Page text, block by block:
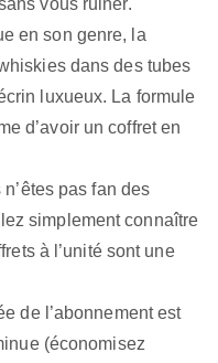
en son genre, la
dans des tubes
luxueux. La formule
d’avoir un coffret en
n’êtes pas fan des
simplement connaître
à l’unité sont une
de l’abonnement est
(économisez